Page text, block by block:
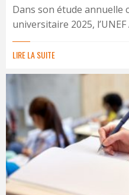
Dans son étude annuelle
universitaire 2025, l’UNEF
LIRE LA SUITE